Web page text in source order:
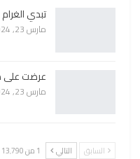
تبدي
مارس 23, 2024
عرضت على
مارس 23, 2024
السابق التالي 1 من 13٬790